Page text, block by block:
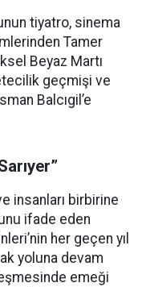
tiyatro, sinema
Tamer
Beyaz Martı
geçmişi ve
Balcıgil’e
insanları birbirine
ifade eden
her geçen yıl
yoluna devam
emeği